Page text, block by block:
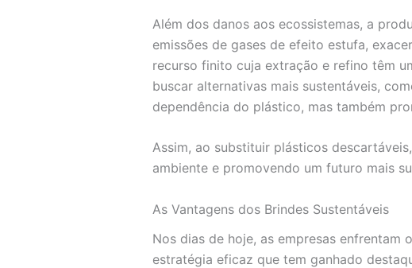
Além dos danos aos ecossistemas, a
emissões de gases de efeito estufa,
recurso finito cuja extração e refino têm
buscar alternativas mais sustentáveis,
dependência do plástico, mas também
Assim, ao substituir plásticos
ambiente e promovendo um futuro mais
As Vantagens dos Brindes Sustentáveis
Nos dias de hoje, as empresas
estratégia eficaz que tem ganhado